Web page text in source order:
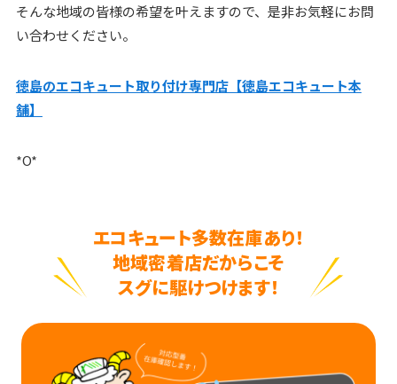
そんな地域の皆様の希望を叶えますので、是非お気軽にお問
い合わせください。
徳島のエコキュート取り付け専門店【徳島エコキュート本
舗】
*O*
エコキュート多数在庫あり！
地域密着店だからこそ
スグに駆けつけます！